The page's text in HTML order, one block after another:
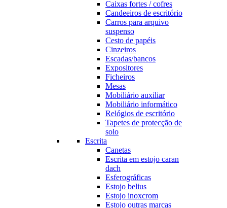
Caixas fortes / cofres
Candeeiros de escritório
Carros para arquivo
suspenso
Cesto de papéis
Cinzeiros
Escadas/bancos
Expositores
Ficheiros
Mesas
Mobiliário auxiliar
Mobiliário informático
Relógios de escritório
Tapetes de protecção de
solo
Escrita
Canetas
Escrita em estojo caran
dach
Esferográficas
Estojo belius
Estojo inoxcrom
Estojo outras marcas